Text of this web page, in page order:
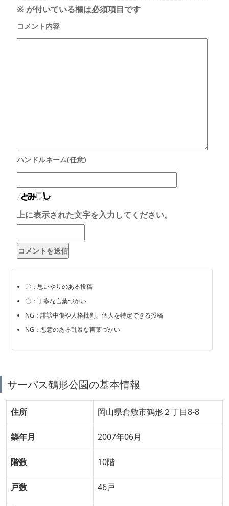
※ が付いている欄は必須項目です
上に表示された文字を入力してください。
〇：思いやりのある投稿
〇：丁寧な言葉づかい
NG：誹謗中傷や人格批判、個人を特定できる投稿
NG：悪意のある乱暴な言葉づかい
サーパス鶴形公園の基本情報
住所 岡山県倉敷市鶴形２丁目8-8
築年月 2007年06月
階数 10階
戸数 46戸